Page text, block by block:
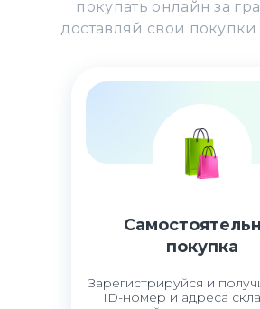
покупать онлайн за
доставляй свои
покупка
Зарегистрируйся и
ID-номер и адреса